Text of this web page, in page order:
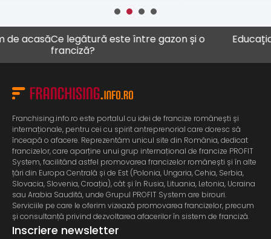
Ce legătură este între gazon și o
franciză?
Educația
Franchising.info.ro este portalul cu idei de francize românești și
internaționale, pentru cei cu spirit antreprenorial care doresc să
înceapă o afacere. Reprezentăm unicul site din România, dedicat
francizelor, care aparține unui grup internațional de francize PROFIT
System, facilitând astfel promovarea francizelor românești și în alte
țări din Europa Centrală și de Est (Polonia, Ungaria, Cehia, Serbia,
Slovacia, Slovenia, Croația), cât și în Rusia, Lituania, Letonia, Ucraina
sau Arabia Saudită, unde Grupul PROFIT System are birouri.
Serviciile pe care le oferim vizează promovarea francizelor, precum
și consultanță privind dezvoltarea afacerilor în sistem de franciză.
Inscriere newsletter